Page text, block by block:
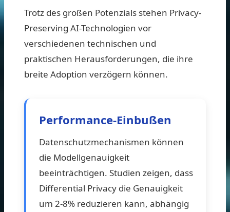
Trotz des großen Potenzials stehen Privacy-
Preserving AI-Technologien vor
verschiedenen technischen und
praktischen Herausforderungen, die ihre
breite Adoption verzögern können.
Performance-Einbußen
Datenschutzmechanismen können
die Modellgenauigkeit
beeinträchtigen. Studien zeigen, dass
Differential Privacy die Genauigkeit
um 2-8% reduzieren kann, abhängig